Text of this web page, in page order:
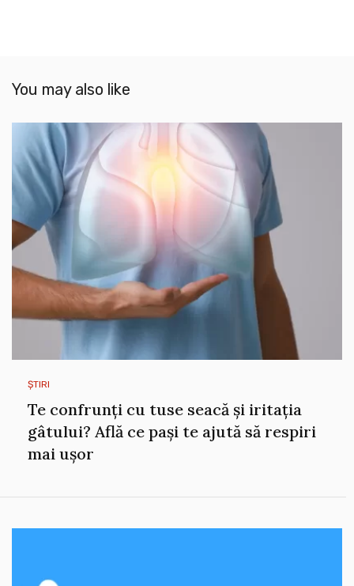
You may also like
ȘTIRI
Te confrunți cu tuse seacă și iritația
gâtului? Află ce pași te ajută să respiri
mai ușor